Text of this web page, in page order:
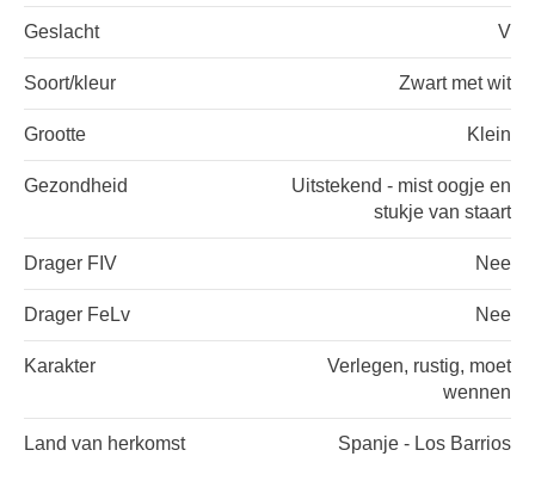
Geslacht V
Soort/kleur Zwart met wit
Grootte Klein
Gezondheid
Uitstekend - mist oogje en
stukje van staart
Drager FIV Nee
Drager FeLv Nee
Karakter
Verlegen, rustig, moet
wennen
Land van herkomst Spanje - Los Barrios